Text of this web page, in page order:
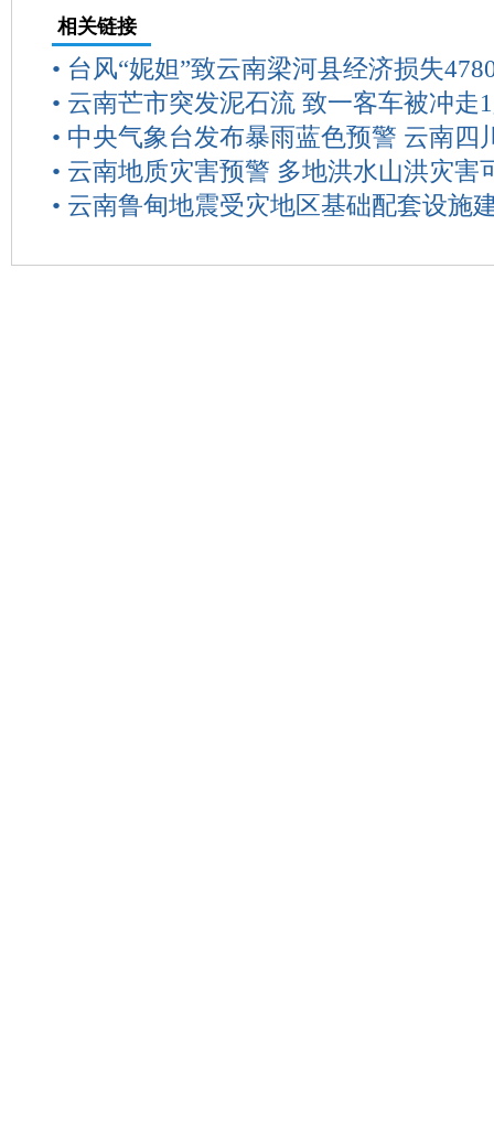
相关链接
• 台风“妮妲”致云南梁河县经济损失
• 云南芒市突发泥石流 致一客车被冲走
• 中央气象台发布暴雨蓝色预警 云南四
• 云南地质灾害预警 多地洪水山洪灾害
• 云南鲁甸地震受灾地区基础配套设施